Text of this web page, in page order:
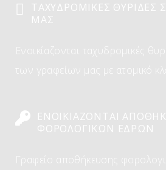
ΤΑΧΥΔΡΟΜΙΚΕΣ ΘΥΡΙΔΕΣ
ΜΑΣ
Ενοικίαζονται ταχυδρομικές
των γραφείων μας με ατομικό
ΕΝΟΙΚΙΑΖΟΝΤΑΙ
ΦΟΡΟΛΟΓΙΚΩΝ ΕΔΡΩΝ
Γραφείο αποθήκευσης